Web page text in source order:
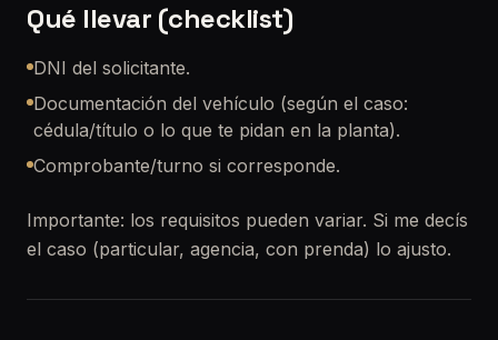
Qué llevar (checklist)
DNI del solicitante.
Documentación del vehículo (según el caso:
cédula/título o lo que te pidan en la planta).
Comprobante/turno si corresponde.
Importante: los requisitos pueden variar. Si me decís
el caso (particular, agencia, con prenda) lo ajusto.